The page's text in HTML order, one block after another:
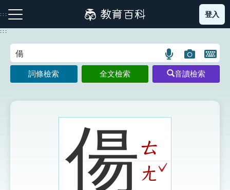
到
主
:::
注音索引圖示 筆畫索引圖示 部首索引表圖示
登入
:::
語
言
搜
示
圖
片
搜
開
鍵
圖
詞條檢索 全文檢索 音讀檢索
偒ㄊ
ㄤ ˇ